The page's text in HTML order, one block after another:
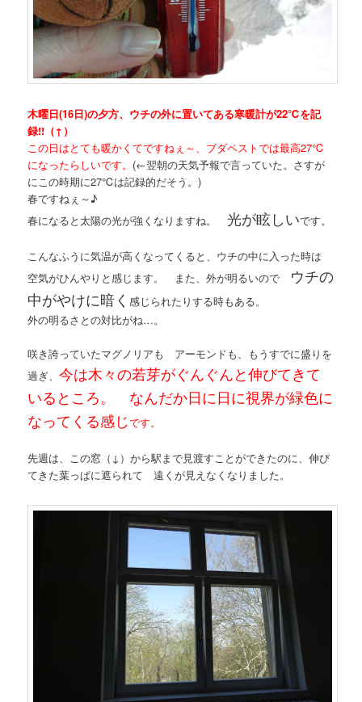
木曜日(16日)の夕方、ウチの外に置いてある寒暖計が22℃を記
録!!（↑）
この日はとても暖かくてですねぇ～、ブダペストでは最高27℃
になったらしいです。 (←翌朝の天気予報で言っていた。さすが
にこの時期に27℃は記録的だそう。)
春ですねぇ～♪
春になると太陽の光が強くなりますね。光が眩しいです。
こんなふうに気温が高くなってくると、ウチの中に入った時は
空気がひんやりと感じます。 また、外が明るいので
ウチの
中がやけに暗く感じられたりする時もある。
外の明るさとの対比がね…。
咲き誇っていたマグノリアも アーモンドも、もうすでに盛りを
過ぎ、今は木々の若芽がぐんぐんと伸びてきて
いるところ。 なんだか日に日に視界が緑色に
なってくる感じです。
先週は、この窓（↓）から駅まで見渡すことができたのに、伸び
てきた葉っぱに遮られて 遠くが見えなくなりました。